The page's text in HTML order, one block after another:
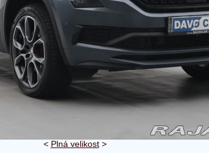
< Plná velikost>